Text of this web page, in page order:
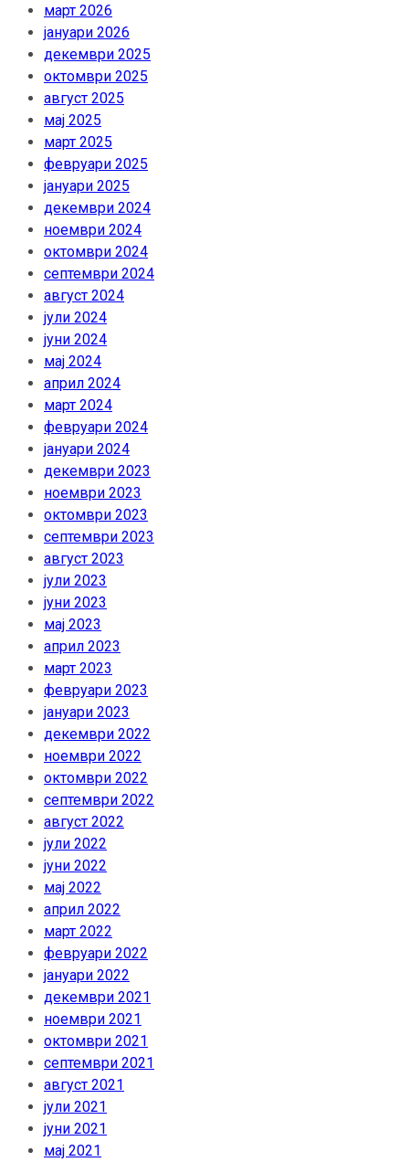
март 2026
јануари 2026
декември 2025
октомври 2025
август 2025
мај 2025
март 2025
февруари 2025
јануари 2025
декември 2024
ноември 2024
октомври 2024
септември 2024
август 2024
јули 2024
јуни 2024
мај 2024
април 2024
март 2024
февруари 2024
јануари 2024
декември 2023
ноември 2023
октомври 2023
септември 2023
август 2023
јули 2023
јуни 2023
мај 2023
април 2023
март 2023
февруари 2023
јануари 2023
декември 2022
ноември 2022
октомври 2022
септември 2022
август 2022
јули 2022
јуни 2022
мај 2022
април 2022
март 2022
февруари 2022
јануари 2022
декември 2021
ноември 2021
октомври 2021
септември 2021
август 2021
јули 2021
јуни 2021
мај 2021